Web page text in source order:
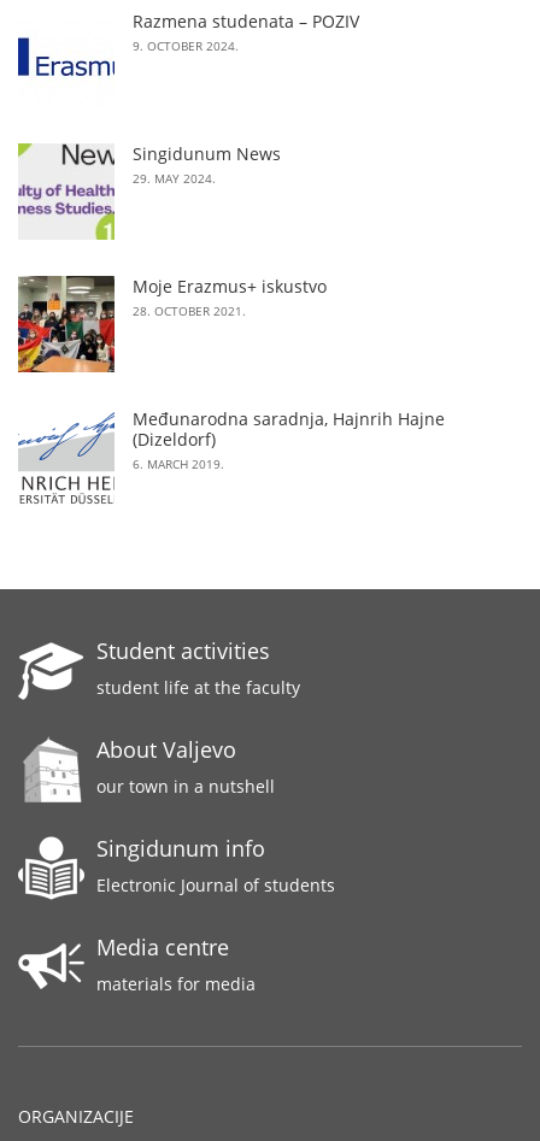
Razmena studenata – POZIV
9. OCTOBER 2024.
Singidunum News
29. MAY 2024.
Moje Erazmus+ iskustvo
28. OCTOBER 2021.
Međunarodna saradnja, Hajnrih Hajne
(Dizeldorf)
6. MARCH 2019.
Student activities
student life at the faculty
About Valjevo
our town in a nutshell
Singidunum info
Electronic Journal of students
Media centre
materials for media
ORGANIZACIJE